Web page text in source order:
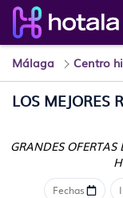
Málaga Centro
LOS MEJORES
GRANDES
Fechas